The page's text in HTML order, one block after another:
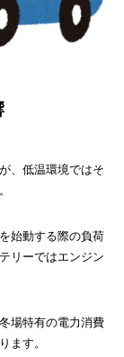
、低温環境ではそ
始動する際の負荷
リーではエンジン
場特有の電力消費
ます。